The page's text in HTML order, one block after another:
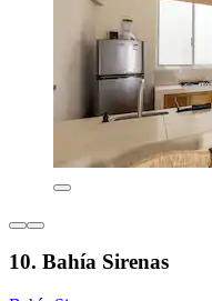
10. Bahía Sirenas